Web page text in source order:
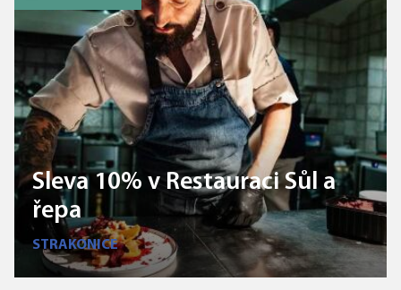
Sleva 10% v Restauraci Sůl a
řepa
STRAKONICE